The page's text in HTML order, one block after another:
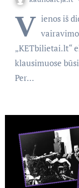
V ienos iš
„KETbilietai.lt“
klausimuose
Per…